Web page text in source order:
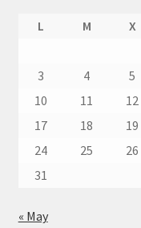
L M X
3
4 5
10
11 12
17
18 19
24
25 26
31
« May